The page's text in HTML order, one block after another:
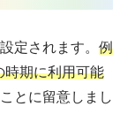
定されます。 例
時期に利用可能
とに留意しまし